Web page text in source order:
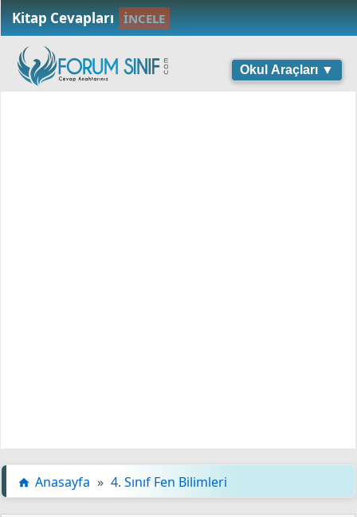
Kitap Cevapları İNCELE
Okul Araçları ▼
Anasayfa » 4. Sınıf Fen Bilimleri